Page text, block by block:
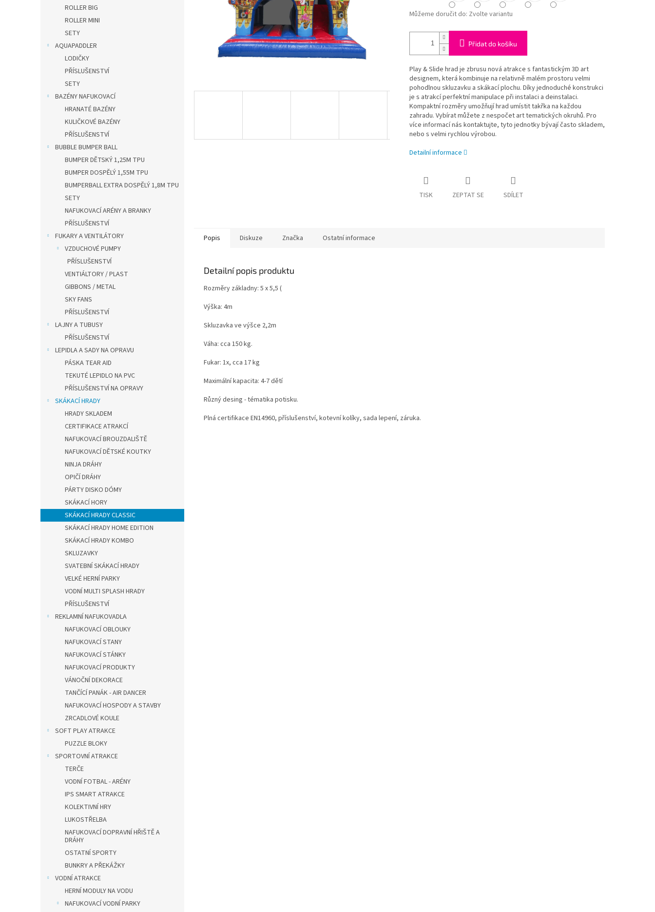
ROLLER BIG
ROLLER MINI
SETY
AQUAPADDLER
LODIČKY
PŘÍSLUŠENSTVÍ
SETY
BAZÉNY NAFUKOVACÍ
HRANATÉ BAZÉNY
KULIČKOVÉ BAZÉNY
PŘÍSLUŠENSTVÍ
BUBBLE BUMPER BALL
BUMPER DĚTSKÝ 1,25M TPU
BUMPER DOSPĚLÝ 1,55M TPU
BUMPERBALL EXTRA DOSPĚLÝ 1,8M TPU
SETY
NAFUKOVACÍ ARÉNY A BRANKY
PŘÍSLUŠENSTVÍ
FUKARY A VENTILÁTORY
VZDUCHOVÉ PUMPY
PŘÍSLUŠENSTVÍ
VENTIÁLTORY / PLAST
GIBBONS / METAL
SKY FANS
PŘÍSLUŠENSTVÍ
LAJNY A TUBUSY
PŘÍSLUŠENSTVÍ
LEPIDLA A SADY NA OPRAVU
PÁSKA TEAR AID
TEKUTÉ LEPIDLO NA PVC
PŘÍSLUŠENSTVÍ NA OPRAVY
SKÁKACÍ HRADY
HRADY SKLADEM
CERTIFIKACE ATRAKCÍ
NAFUKOVACÍ BROUZDALIŠTĚ
NAFUKOVACÍ DĚTSKÉ KOUTKY
NINJA DRÁHY
OPIČÍ DRÁHY
PÁRTY DISKO DÓMY
SKÁKACÍ HORY
SKÁKACÍ HRADY CLASSIC
SKÁKACÍ HRADY HOME EDITION
SKÁKACÍ HRADY KOMBO
SKLUZAVKY
SVATEBNÍ SKÁKACÍ HRADY
VELKÉ HERNÍ PARKY
VODNÍ MULTI SPLASH HRADY
PŘÍSLUŠENSTVÍ
REKLAMNÍ NAFUKOVADLA
NAFUKOVACÍ OBLOUKY
NAFUKOVACÍ STANY
NAFUKOVACÍ STÁNKY
NAFUKOVACÍ PRODUKTY
VÁNOČNÍ DEKORACE
TANČÍCÍ PANÁK - AIR DANCER
NAFUKOVACÍ HOSPODY A STAVBY
ZRCADLOVÉ KOULE
SOFT PLAY ATRAKCE
PUZZLE BLOKY
SPORTOVNÍ ATRAKCE
TERČE
VODNÍ FOTBAL - ARÉNY
IPS SMART ATRAKCE
KOLEKTIVNÍ HRY
LUKOSTŘELBA
NAFUKOVACÍ DOPRAVNÍ HŘIŠTĚ A
DRÁHY
OSTATNÍ SPORTY
BUNKRY A PŘEKÁŽKY
VODNÍ ATRAKCE
HERNÍ MODULY NA VODU
NAFUKOVACÍ VODNÍ PARKY
Můžeme doručit do: Zvolte variantu
Přidat do košíku
Play & Slide hrad je zbrusu nová atrakce s fantastickým 3D art
designem, která kombinuje na relativně malém prostoru velmi
pohodlnou skluzavku a skákací plochu. Díky jednoduché konstrukci
je s atrakcí perfektní manipulace při instalaci a deinstalaci.
Kompaktní rozměry umožňují hrad umístit takřka na každou
zahradu. Vybírat můžete z nespočet art tematických okruhů. Pro
více informací nás kontaktujte, tyto jednotky bývají často skladem,
nebo s velmi rychlou výrobou.
Detailní informace
TISK ZEPTAT SE SDÍLET
Popis Diskuze Značka Ostatní informace
Detailní popis produktu
Rozměry základny: 5 x 5,5 (
Výška: 4m
Skluzavka ve výšce 2,2m
Váha: cca 150 kg.
Fukar: 1x, cca 17 kg
Maximální kapacita: 4-7 dětí
Různý desing - tématika potisku.
Plná certifikace EN14960, příslušenství, kotevní kolíky, sada lepení, záruka.